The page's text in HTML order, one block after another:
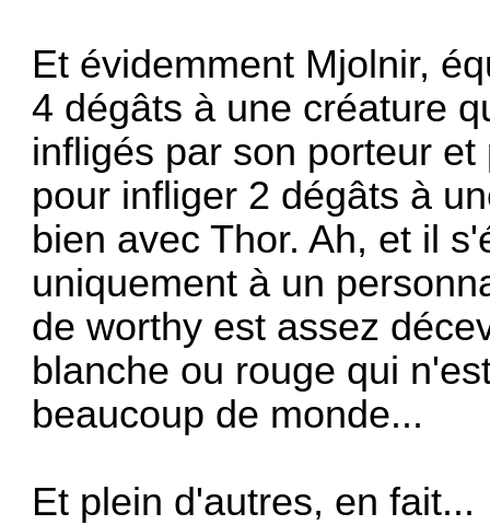
Et évidemment Mjolnir,
4 dégâts à une créature
infligés par son porteur
pour infliger 2 dégâts à
bien avec Thor. Ah, et il
uniquement à un
de worthy est assez
blanche ou rouge qui
beaucoup de monde...
Et plein d'autres, en fait...